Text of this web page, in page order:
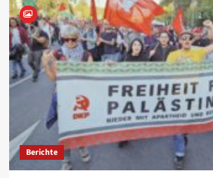
Für
den
Frieden
auf
der
Straße
Berichte